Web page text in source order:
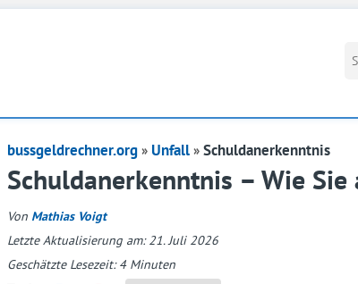
bussgeldrechner.org Unfall Schuldanerkenntnis
Schuldanerkenntnis – Wie
Von Mathias Voigt
Letzte Aktualisierung am: 21. Juli 2026
Geschätzte Lesezeit:4 Minuten